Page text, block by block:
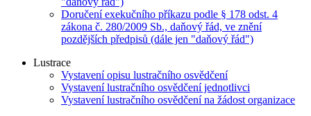
Doručení exekučního příkazu podle § 178 odst. 4
zákona č. 280/2009 Sb., daňový řád, ve znění
pozdějších předpisů (dále jen "daňový řád")
Lustrace
Vystavení opisu lustračního osvědčení
Vystavení lustračního osvědčení jednotlivci
Vystavení lustračního osvědčení na žádost organizace